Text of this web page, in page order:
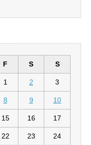
F S S
1 2 3
8 9 10
15 16 17
22 23 24